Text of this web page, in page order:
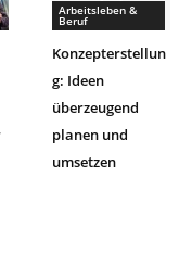
Arbeitsleben &
Beruf
Konzepterstellun
g: Ideen
überzeugend
planen und
umsetzen